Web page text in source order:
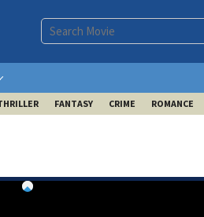
FANTASY CRIME ROMANCE